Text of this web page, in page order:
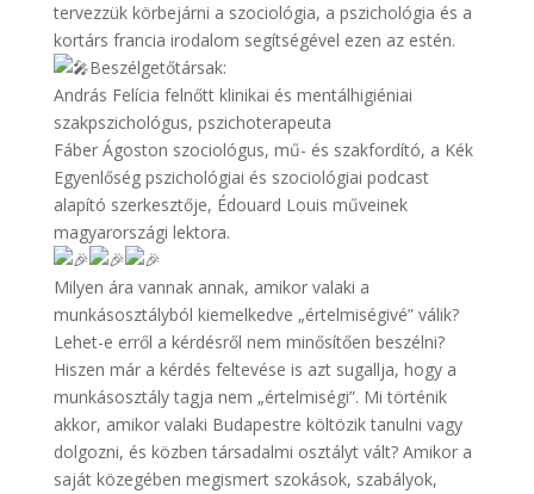
tervezzük körbejárni a szociológia, a pszichológia és a
kortárs francia irodalom segítségével ezen az estén.
Beszélgetőtársak:
András Felícia felnőtt klinikai és mentálhigiéniai
szakpszichológus, pszichoterapeuta
Fáber Ágoston szociológus, mű- és szakfordító, a Kék
Egyenlőség pszichológiai és szociológiai podcast
alapító szerkesztője, Édouard Louis műveinek
magyarországi lektora.
Milyen ára vannak annak, amikor valaki a
munkásosztályból kiemelkedve „értelmiségivé” válik?
Lehet-e erről a kérdésről nem minősítően beszélni?
Hiszen már a kérdés feltevése is azt sugallja, hogy a
munkásosztály tagja nem „értelmiségi”. Mi történik
akkor, amikor valaki Budapestre költözik tanulni vagy
dolgozni, és közben társadalmi osztályt vált? Amikor a
saját közegében megismert szokások, szabályok,